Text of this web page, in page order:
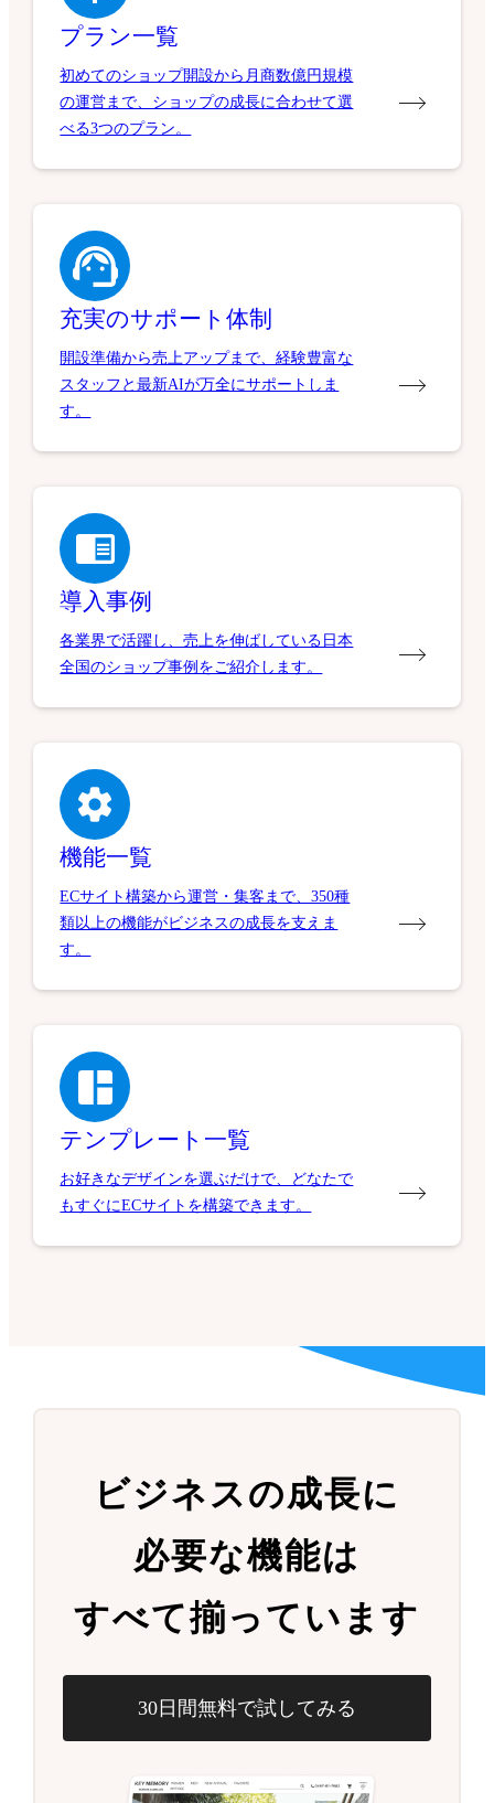
プラン一覧
初めてのショップ開設から月商数億円規模
の運営まで、ショップの成長に合わせて選
べる3つのプラン。
充実のサポート体制
開設準備から売上アップまで、経験豊富な
スタッフと最新AIが万全にサポートしま
す。
導入事例
各業界で活躍し、売上を伸ばしている日本
全国のショップ事例をご紹介します。
機能一覧
ECサイト構築から運営・集客まで、350種
類以上の機能がビジネスの成長を支えま
す。
テンプレート一覧
お好きなデザインを選ぶだけで、どなたで
もすぐにECサイトを構築できます。
ビジネスの成長に
必要な機能は
すべて揃っています
30日間無料で試してみる